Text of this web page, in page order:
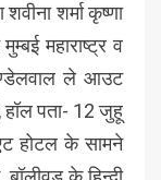
शर्मा कृष्णा
महाराष्ट्र व
ले आउट
हॉल पता- 12 जुहू
होटल के सामने